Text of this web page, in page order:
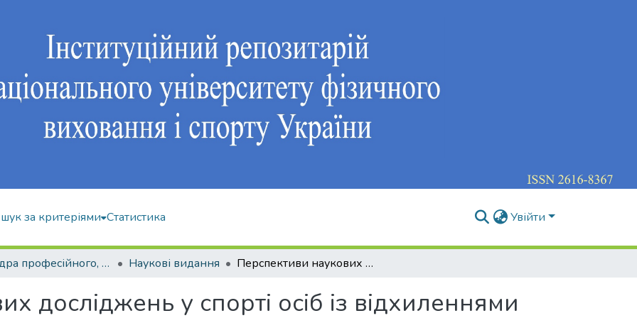
за критеріями Статистика Увійти
Кафедра професійного, неолімпійського та адаптивного спорту Наукові видання Перспективи наукових досліджень у спорті осіб із відхиленнями розумового розвитку
досліджень у спорті осіб із відхиленнями